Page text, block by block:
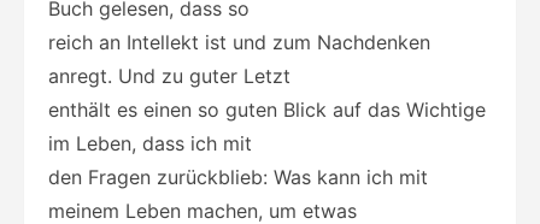
Buch gelesen, dass so
reich an Intellekt ist und zum Nachdenken
anregt. Und zu guter Letzt
enthält es einen so guten Blick auf das Wichtige
im Leben, dass ich mit
den Fragen zurückblieb: Was kann ich mit
meinem Leben machen, um etwas